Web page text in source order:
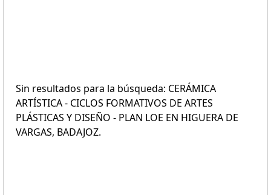
Sin resultados para la búsqueda: CERÁMICA
ARTÍSTICA - CICLOS FORMATIVOS DE ARTES
PLÁSTICAS Y DISEÑO - PLAN LOE EN HIGUERA DE
VARGAS, BADAJOZ.